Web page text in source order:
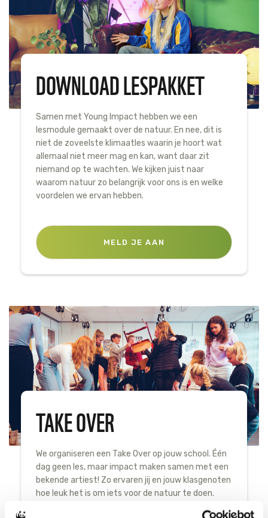
DOWNLOAD LESPAKKET
Samen met Young Impact hebben we een
lesmodule gemaakt over de natuur. En nee, dit is
niet de zoveelste klimaatles waarin je hoort wat
allemaal niet meer mag en kan, want daar zit
niemand op te wachten. We kijken juist naar
waarom natuur zo belangrijk voor ons is en welke
voordelen we ervan hebben.
MELD JE AAN
TAKE OVER
We organiseren een Take Over op jouw school. Één
dag geen les, maar impact maken samen met een
bekende artiest! Zo ervaren jij en jouw klasgenoten
hoe leuk het is om iets voor de natuur te doen.
Tijger
Walvis
IJsbeer
Zeeschildpad